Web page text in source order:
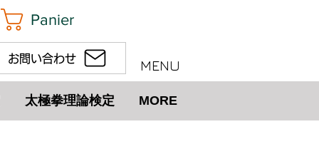
Panier
お問い合わせ MENU
太極拳理論検定 MORE